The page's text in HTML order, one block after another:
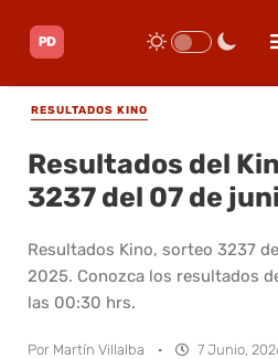
RESULTADOS KINO
Resultados del
3237 del 07 de
Resultados Kino, sorteo 3237
2025. Conozca los resultados
las 00:30 hrs.
Por Martín Villalba · 7 Junio,